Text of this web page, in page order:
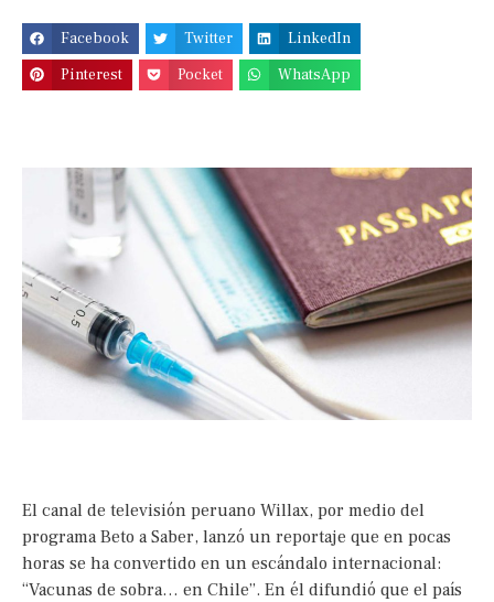
Facebook Twitter
LinkedIn
Pinterest
Pocket WhatsApp
El canal de televisión peruano Willax, por medio del
programa Beto a Saber, lanzó un reportaje que en pocas
horas se ha convertido en un escándalo internacional:
“Vacunas de sobra… en Chile”. En él difundió que el país